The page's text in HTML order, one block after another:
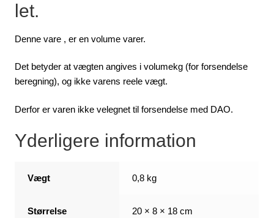
let.
Denne vare , er en volume varer.
Det betyder at vægten angives i volumekg (for forsendelse
beregning), og ikke varens reele vægt.
Derfor er varen ikke velegnet til forsendelse med DAO.
Yderligere information
Vægt 0,8 kg
Størrelse 20 × 8 × 18 cm